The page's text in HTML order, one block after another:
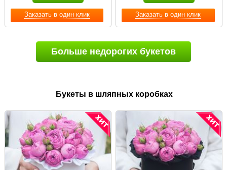
Заказать в один клик Заказать в один клик
Больше недорогих букетов
Букеты в шляпных коробках